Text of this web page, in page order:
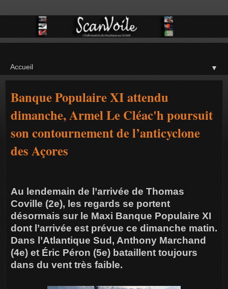
▼
Banque Populaire XI attendu
dimanche, Armel Le Cléac'h poursuit
son contournement de l’anticyclone
des Açores
Au lendemain de l’arrivée de Thomas
Coville (2e), les regards se portent
désormais sur le Maxi Banque Populaire XI
dont l’arrivée est prévue ce dimanche matin.
Dans l’Atlantique Sud, Anthony Marchand
(4e) et Éric Péron (5e) bataillent toujours
dans du vent très faible.